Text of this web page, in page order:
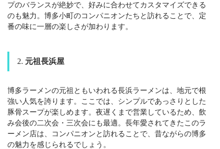
プのバランスが絶妙で、好みに合わせてカスタマイズできる
のも魅力。博多小町のコンパニオンたちと訪れることで、定
番の味に一層の楽しさが加わります。
2. 元祖長浜屋
博多ラーメンの元祖ともいわれる長浜ラーメンは、地元で根
強い人気を誇ります。ここでは、シンプルであっさりとした
豚骨スープが楽しめます。夜遅くまで営業しているため、飲
み会後の二次会・三次会にも最適。長年愛されてきたこのラ
ーメン店は、コンパニオンと訪れることで、昔ながらの博多
の魅力を感じられるでしょう。